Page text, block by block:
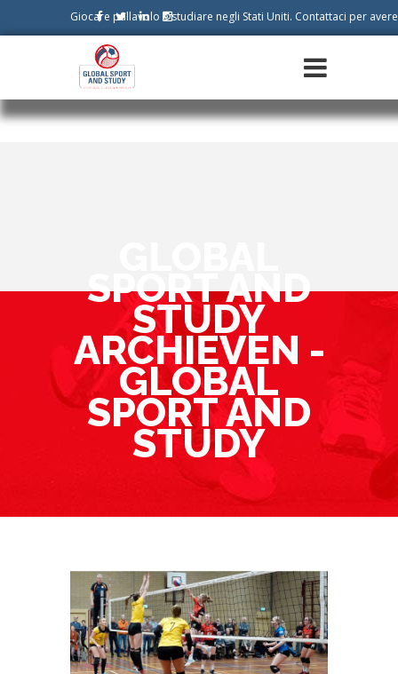
Giocare pallavolo e studiare negli Stati Uniti. Contattaci per
SPORT AND
STUDY
ARCHIEVEN -
GLOBAL
SPORT AND
STUDY